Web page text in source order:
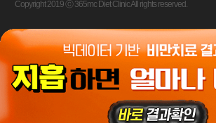
Copyright 2019 ⓒ 365mc Diet Clinic All rights reserved.